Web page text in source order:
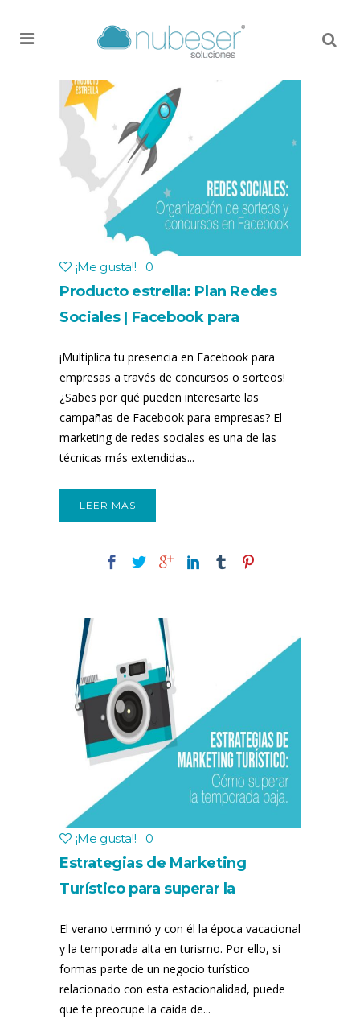
¡Me gusta!! 0
Producto estrella: Plan Redes
Sociales | Facebook para
¡Multiplica tu presencia en Facebook para
empresas a través de concursos o sorteos!
¿Sabes por qué pueden interesarte las
campañas de Facebook para empresas? El
marketing de redes sociales es una de las
técnicas más extendidas...
LEER MÁS
¡Me gusta!! 0
Estrategias de Marketing
Turístico para superar la
El verano terminó y con él la época vacacional
y la temporada alta en turismo. Por ello, si
formas parte de un negocio turístico
relacionado con esta estacionalidad, puede
que te preocupe la caída de...